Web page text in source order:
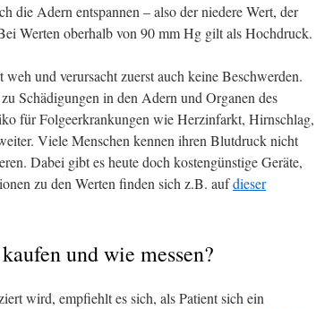
die Adern entspannen – also der niedere Wert, der
Werten oberhalb von 90 mm Hg gilt als Hochdruck.
und verursacht zuerst auch keine Beschwerden.
Schädigungen in den Adern und Organen des
für Folgeerkrankungen wie Herzinfarkt, Hirnschlag,
Viele Menschen kennen ihren Blutdruck nicht
Dabei gibt es heute doch kostengünstige Geräte,
zu den Werten finden sich z.B. aufdieser
und wie messen?
wird, empfiehlt es sich, als Patient sich ein